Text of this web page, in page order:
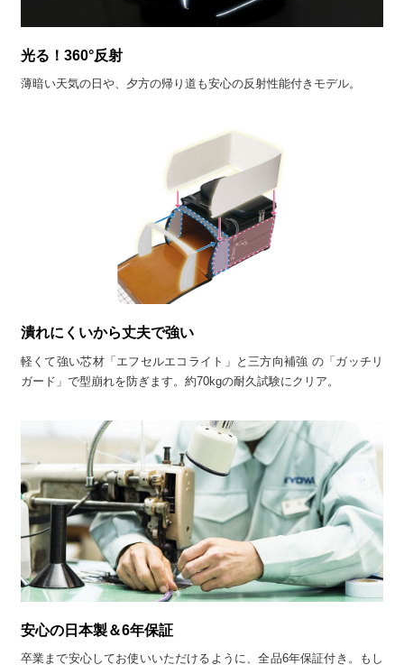
光る！360°反射
薄暗い天気の日や、夕方の帰り道も安心の反射性能付きモデル。
潰れにくいから丈夫で強い
軽くて強い芯材「エフセルエコライト」と三方向補強 の「ガッチリ
ガード」で型崩れを防ぎます。約70kgの耐久試験にクリア。
安心の日本製＆6年保証
卒業まで安心してお使いいただけるように、全品6年保証付き。もし